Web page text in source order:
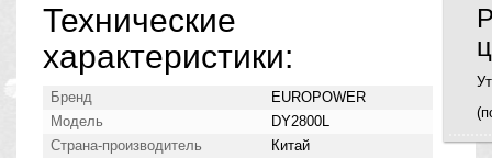
Технические
характеристики:
Бренд
EUROPOWER
Модель
DY2800L
Страна-производитель
Китай